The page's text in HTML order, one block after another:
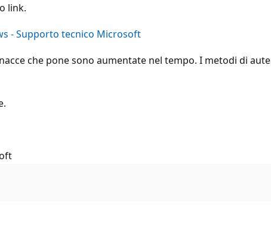
link.
- Supporto tecnico Microsoft
che pone sono aumentate nel tempo. I metodi di